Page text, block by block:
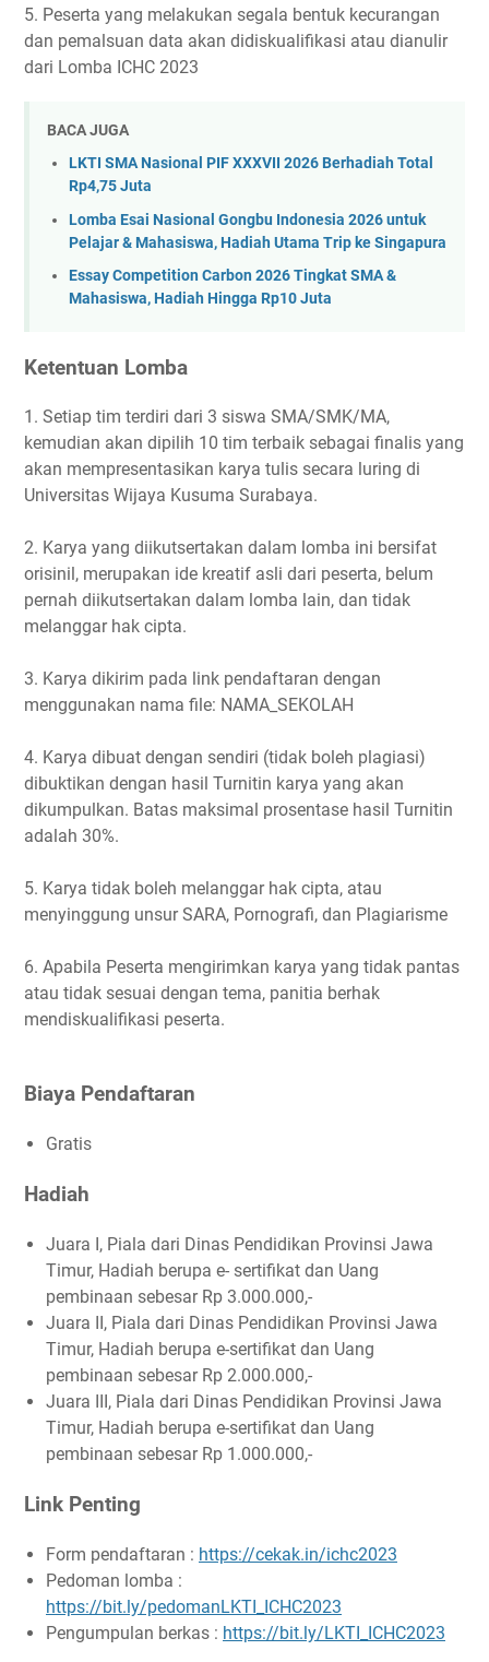
5. Peserta yang melakukan segala bentuk kecurangan
dan pemalsuan data akan didiskualifikasi atau dianulir
dari Lomba ICHC 2023
BACA JUGA
LKTI SMA Nasional PIF XXXVII 2026 Berhadiah Total
Rp4,75 Juta
Lomba Esai Nasional Gongbu Indonesia 2026 untuk
Pelajar & Mahasiswa, Hadiah Utama Trip ke Singapura
Essay Competition Carbon 2026 Tingkat SMA &
Mahasiswa, Hadiah Hingga Rp10 Juta
Ketentuan Lomba
1. Setiap tim terdiri dari 3 siswa SMA/SMK/MA,
kemudian akan dipilih 10 tim terbaik sebagai finalis yang
akan mempresentasikan karya tulis secara luring di
Universitas Wijaya Kusuma Surabaya.
2. Karya yang diikutsertakan dalam lomba ini bersifat
orisinil, merupakan ide kreatif asli dari peserta, belum
pernah diikutsertakan dalam lomba lain, dan tidak
melanggar hak cipta.
3. Karya dikirim pada link pendaftaran dengan
menggunakan nama file: NAMA_SEKOLAH
4. Karya dibuat dengan sendiri (tidak boleh plagiasi)
dibuktikan dengan hasil Turnitin karya yang akan
dikumpulkan. Batas maksimal prosentase hasil Turnitin
adalah 30%.
5. Karya tidak boleh melanggar hak cipta, atau
menyinggung unsur SARA, Pornografi, dan Plagiarisme
6. Apabila Peserta mengirimkan karya yang tidak pantas
atau tidak sesuai dengan tema, panitia berhak
mendiskualifikasi peserta.
Biaya Pendaftaran
Gratis
Hadiah
Juara I, Piala dari Dinas Pendidikan Provinsi Jawa
Timur, Hadiah berupa e- sertifikat dan Uang
pembinaan sebesar Rp 3.000.000,-
Juara II, Piala dari Dinas Pendidikan Provinsi Jawa
Timur, Hadiah berupa e-sertifikat dan Uang
pembinaan sebesar Rp 2.000.000,-
Juara III, Piala dari Dinas Pendidikan Provinsi Jawa
Timur, Hadiah berupa e-sertifikat dan Uang
pembinaan sebesar Rp 1.000.000,-
Link Penting
Form pendaftaran : https://cekak.in/ichc2023
Pedoman lomba :
https://bit.ly/pedomanLKTI_ICHC2023
Pengumpulan berkas : https://bit.ly/LKTI_ICHC2023